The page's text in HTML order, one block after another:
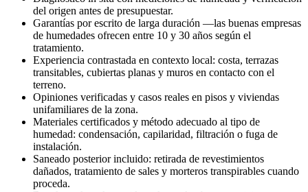
del origen antes de presupuestar.
Garantías por escrito de larga duración —las buenas empresas
de humedades ofrecen entre 10 y 30 años según el
tratamiento.
Experiencia contrastada en contexto local: costa, terrazas
transitables, cubiertas planas y muros en contacto con el
terreno.
Opiniones verificadas y casos reales en pisos y viviendas
unifamiliares de la zona.
Materiales certificados y método adecuado al tipo de
humedad: condensación, capilaridad, filtración o fuga de
instalación.
Saneado posterior incluido: retirada de revestimientos
dañados, tratamiento de sales y morteros transpirables cuando
proceda.